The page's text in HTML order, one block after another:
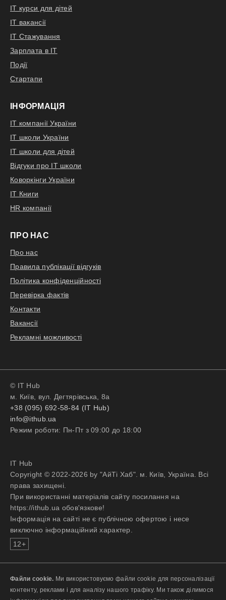
IT курси для дітей
IT вакансії
IT Стажування
Зарплата в IT
Події
Стартапи
ІНФОРМАЦІЯ
IT компанії України
IT школи України
IT школи для дітей
Відгуки про IT школи
Коворкінги України
IT Книги
HR компанії
ПРО НАС
Про нас
Правила публікації відгуків
Політика конфіденційності
Перевірка фактів
Контакти
Вакансії
Рекламні можливості
© IT Hub
м. Київ, вул. Дегтярівська, 8а
+38 (095) 692-58-84 (IT Hub)
info@ithub.ua
Режим роботи: Пн-Пт з 09:00 до 18:00
IT Hub
Copyright © 2022-2026 by "АйТі Хаб". м. Київ, Україна. Всі
права захищені.
При використанні матеріалів сайту посилання на
https://ithub.ua обов'язкове!
Інформація на сайті не є публічною офертою і несе
виключно інформаційний характер.
12+
Файли cookie. Ми використовуємо файли cookie для персоналізації
контенту, реклами і для аналізу нашого трафіку. Ми також ділимося